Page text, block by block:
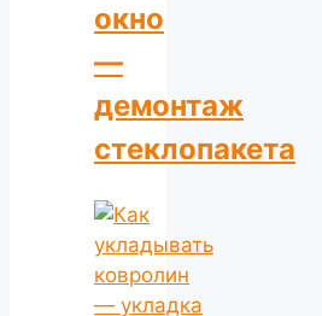
окно
—
демонтаж
стеклопакета